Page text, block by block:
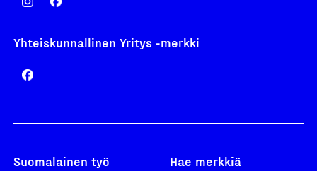
Yhteiskunnallinen Yritys -merkki
Suomalainen työ Hae merkkiä